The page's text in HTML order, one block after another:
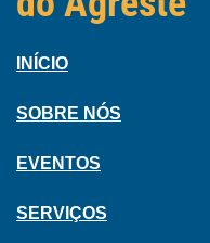
INÍCIO
SOBRE NÓS
EVENTOS
SERVIÇOS